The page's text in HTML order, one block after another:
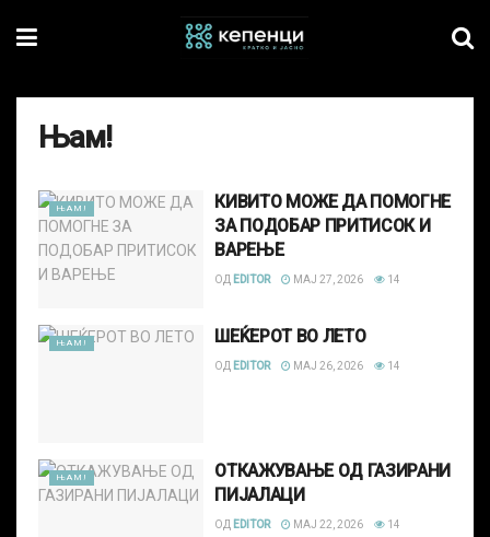
Њам!
ЊАМ!
КИВИТО МОЖЕ ДА ПОМОГНЕ
ЗА ПОДОБАР ПРИТИСОК И
ВАРЕЊЕ
ОД EDITOR МАЈ 27, 2026 14
ЊАМ! ШЕЌЕРОТ ВО ЛЕТО
ОД EDITOR МАЈ 26, 2026 14
ЊАМ!
ОТКАЖУВАЊЕ ОД ГАЗИРАНИ
ПИЈАЛАЦИ
ОД EDITOR МАЈ 22, 2026 14